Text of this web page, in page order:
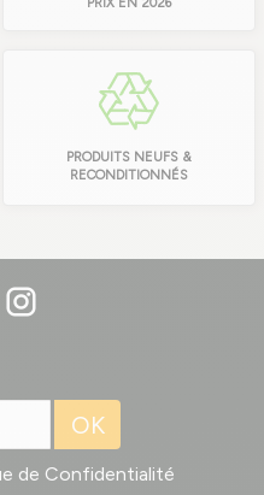
PRODUITS NEUFS &
RECONDITIONNÉS
OK
de Confidentialité